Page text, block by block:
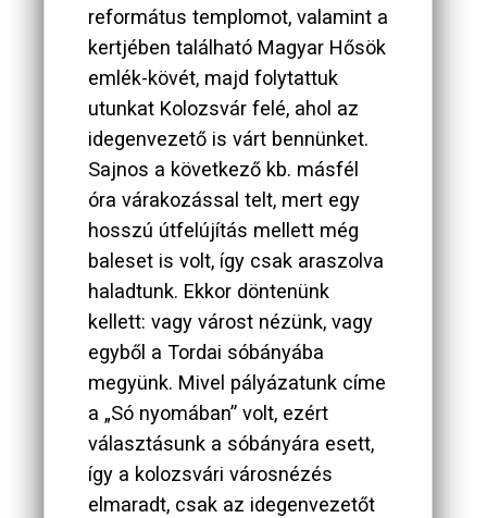
református templomot, valamint a
kertjében található Magyar Hősök
emlék-kövét, majd folytattuk
utunkat Kolozsvár felé, ahol az
idegenvezető is várt bennünket.
Sajnos a következő kb. másfél
óra várakozással telt, mert egy
hosszú útfelújítás mellett még
baleset is volt, így csak araszolva
haladtunk. Ekkor döntenünk
kellett: vagy várost nézünk, vagy
egyből a Tordai sóbányába
megyünk. Mivel pályázatunk címe
a „Só nyomában” volt, ezért
választásunk a sóbányára esett,
így a kolozsvári városnézés
elmaradt, csak az idegenvezetőt